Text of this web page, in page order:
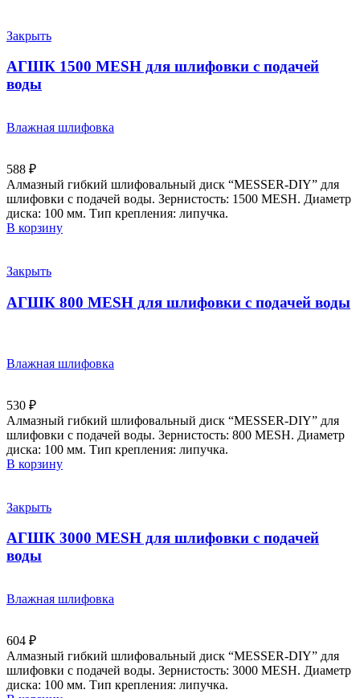
Закрыть
АГШК 1500 MESH для шлифовки с подачей
воды
Влажная шлифовка
588 ₽
Алмазный гибкий шлифовальный диск “MESSER-DIY” для
шлифовки с подачей воды. Зернистость: 1500 MESH. Диаметр
диска: 100 мм. Тип крепления: липучка.
В корзину
Закрыть
АГШК 800 MESH для шлифовки с подачей воды
Влажная шлифовка
530 ₽
Алмазный гибкий шлифовальный диск “MESSER-DIY” для
шлифовки с подачей воды. Зернистость: 800 MESH. Диаметр
диска: 100 мм. Тип крепления: липучка.
В корзину
Закрыть
АГШК 3000 MESH для шлифовки с подачей
воды
Влажная шлифовка
604 ₽
Алмазный гибкий шлифовальный диск “MESSER-DIY” для
шлифовки с подачей воды. Зернистость: 3000 MESH. Диаметр
диска: 100 мм. Тип крепления: липучка.